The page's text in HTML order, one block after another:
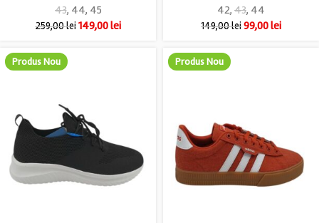
43, 44, 45
259,00lei 149,00lei
42, 43, 44
149,00lei99,00lei
Produs Nou Produs Nou